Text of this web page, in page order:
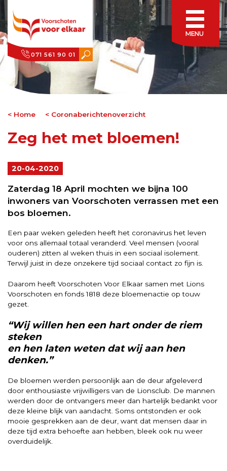
071 561 90 01
Home Coronaberichtenoverzicht
Zeg het met bloemen!
20-04-2020
Zaterdag 18 April mochten we bijna 100
inwoners van Voorschoten verrassen met een
bos bloemen.
Een paar weken geleden heeft het coronavirus het leven
voor ons allemaal totaal veranderd. Veel mensen (vooral
ouderen) zitten al weken thuis in een sociaal isolement.
Terwijl juist in deze onzekere tijd sociaal contact zo fijn is.
Daarom heeft Voorschoten Voor Elkaar samen met Lions
Voorschoten en fonds 1818 deze bloemenactie op touw
gezet.
“Wij willen hen een hart onder de riem
steken
en hen laten weten dat wij aan hen
denken.”
De bloemen werden persoonlijk aan de deur afgeleverd
door enthousiaste vrijwilligers van de Lionsclub. De mannen
werden door de ontvangers meer dan hartelijk bedankt voor
deze kleine blijk van aandacht. Soms ontstonden er ook
mooie gesprekken aan de deur, want dat mensen daar in
deze tijd extra behoefte aan hebben, bleek ook nu weer
overduidelijk.
MENU